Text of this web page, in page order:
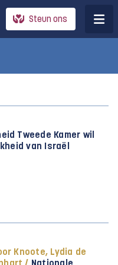
Steun ons
Tweede Kamer wil
van Israël
Knoote, Lydia de